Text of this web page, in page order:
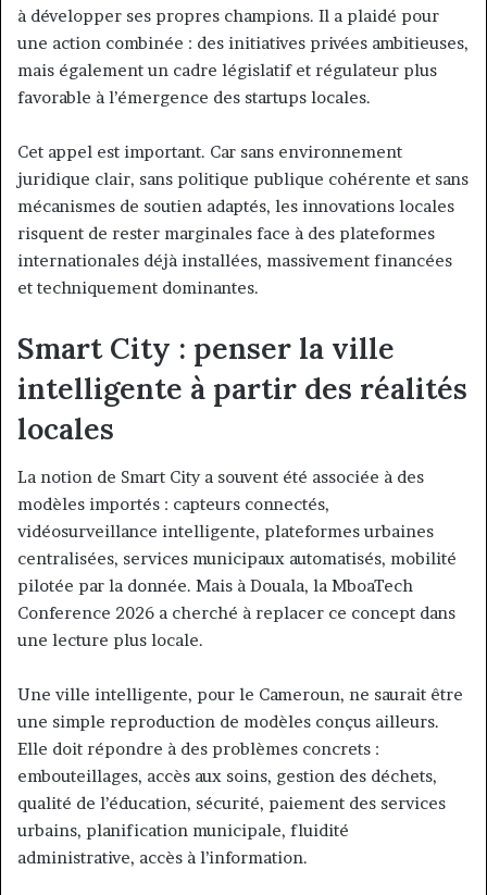
à développer ses propres champions. Il a plaidé pour
une action combinée : des initiatives privées ambitieuses,
mais également un cadre législatif et régulateur plus
favorable à l’émergence des startups locales.
Cet appel est important. Car sans environnement
juridique clair, sans politique publique cohérente et sans
mécanismes de soutien adaptés, les innovations locales
risquent de rester marginales face à des plateformes
internationales déjà installées, massivement financées
et techniquement dominantes.
Smart City : penser la ville
intelligente à partir des réalités
locales
La notion de Smart City a souvent été associée à des
modèles importés : capteurs connectés,
vidéosurveillance intelligente, plateformes urbaines
centralisées, services municipaux automatisés, mobilité
pilotée par la donnée. Mais à Douala, la MboaTech
Conference 2026 a cherché à replacer ce concept dans
une lecture plus locale.
Une ville intelligente, pour le Cameroun, ne saurait être
une simple reproduction de modèles conçus ailleurs.
Elle doit répondre à des problèmes concrets :
embouteillages, accès aux soins, gestion des déchets,
qualité de l’éducation, sécurité, paiement des services
urbains, planification municipale, fluidité
administrative, accès à l’information.